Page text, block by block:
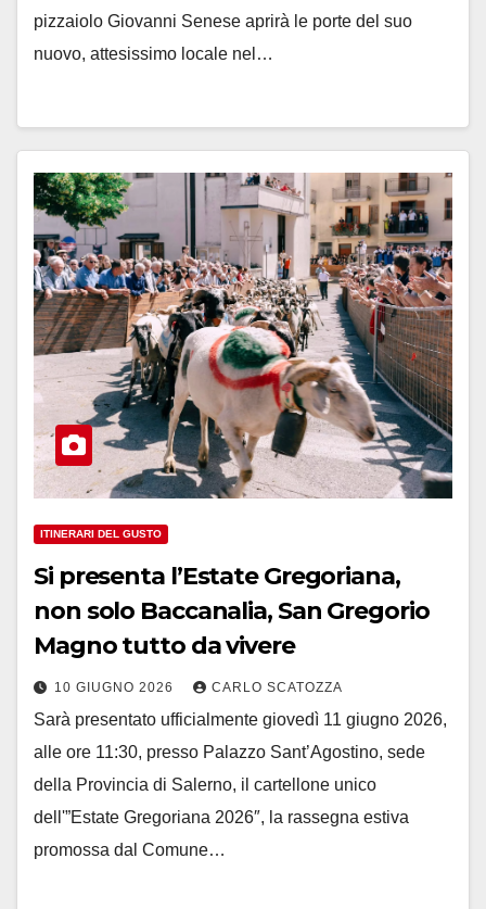
pizzaiolo Giovanni Senese aprirà le porte del suo
nuovo, attesissimo locale nel…
ITINERARI DEL GUSTO
Si presenta l’Estate Gregoriana,
non solo Baccanalia, San Gregorio
Magno tutto da vivere
10 GIUGNO 2026 CARLO SCATOZZA
Sarà presentato ufficialmente giovedì 11 giugno 2026,
alle ore 11:30, presso Palazzo Sant’Agostino, sede
della Provincia di Salerno, il cartellone unico
dell'”Estate Gregoriana 2026″, la rassegna estiva
promossa dal Comune…